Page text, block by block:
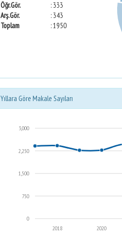
Öğr.Gör.
: 333
Arş.Gör.
: 343
Toplam
: 1950
Yıllara Göre Makale Sayıları
0
750
1,500
2,250
3,000
2020
2018